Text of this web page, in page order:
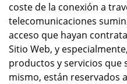
coste de la conexión a
telecomunicaciones
acceso que hayan
Sitio Web, y
productos y servicios que
mismo, están reservados